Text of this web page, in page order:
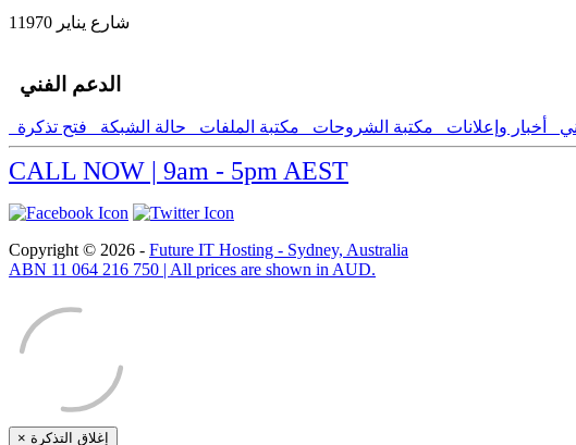
1شارع يناير 1970
الدعم الفني
أخبار وإعلانات مكتبة الشروحات مكتبة الملفات حالة الشبكة فتح تذكرة
CALL NOW | 9am - 5pm AEST
Copyright © 2026 - Future IT Hosting - Sydney, Australia
ABN 11 064 216 750 | All prices are shown in AUD.
× إغلاق التذكرة